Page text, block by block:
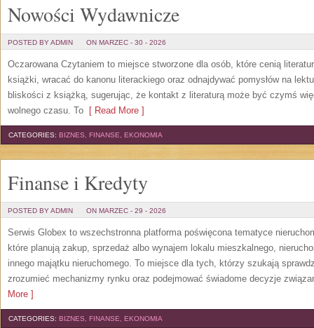
Nowości Wydawnicze
POSTED BY ADMIN ON MARZEC - 30 - 2026
Oczarowana Czytaniem to miejsce stworzone dla osób, które cenią
książki, wracać do kanonu literackiego oraz odnajdywać pomysłów na
bliskości z książką, sugerując, że kontakt z literaturą może być czymś
wolnego czasu. To [ Read More ]
CATEGORIES: BIZNES, FINANSE, EKONOMIA
Finanse i Kredyty
POSTED BY ADMIN ON MARZEC - 29 - 2026
Serwis Globex to wszechstronna platforma poświęcona tematyce
które planują zakup, sprzedaż albo wynajem lokalu mieszkalnego,
innego majątku nieruchomego. To miejsce dla tych, którzy szukają
zrozumieć mechanizmy rynku oraz podejmować świadome decyzje
More ]
CATEGORIES: BIZNES, FINANSE, EKONOMIA